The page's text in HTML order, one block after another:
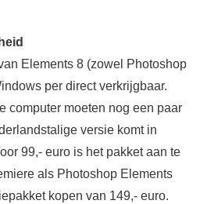
Elements 8 (zowel Photoshop
per direct verkrijgbaar.
computer moeten nog een paar
versie komt in
99,- euro is het pakket aan te
als Photoshop Elements
kopen van 149,- euro.